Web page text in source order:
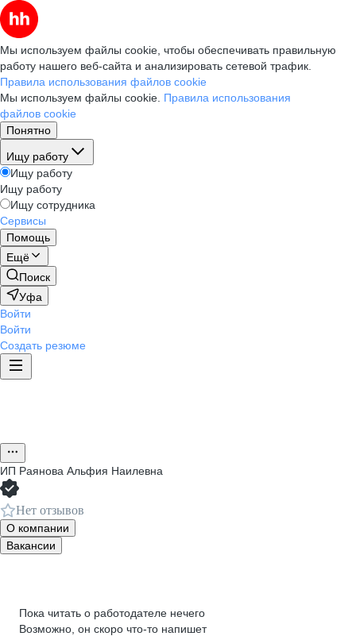
Мы используем файлы cookie, чтобы обеспечивать правильную
работу нашего веб-сайта и анализировать сетевой трафик.
Правила использования файлов cookie
Мы используем файлы cookie. Правила использования
файлов cookie
Понятно
Ищу работу
Ищу работу
Ищу работу
Ищу сотрудника
Сервисы
Помощь
Ещё
Поиск
Уфа
Войти
Войти
Создать резюме
ИП Раянова Альфия Наилевна
Нет отзывов
О компании
Вакансии
Пока читать о работодателе нечего
Возможно, он скоро что‑то напишет